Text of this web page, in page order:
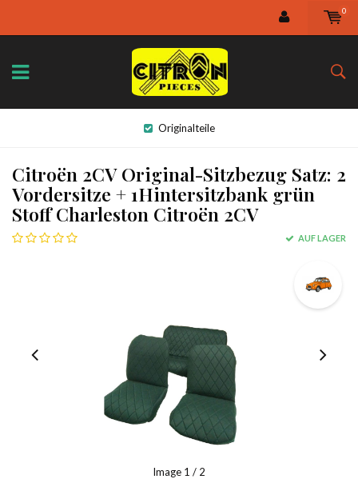
0
Originalteile
Citroën 2CV Original-Sitzbezug Satz: 2
Vordersitze + 1Hintersitzbank grün
Stoff Charleston Citroën 2CV
AUF LAGER
Image 1 / 2